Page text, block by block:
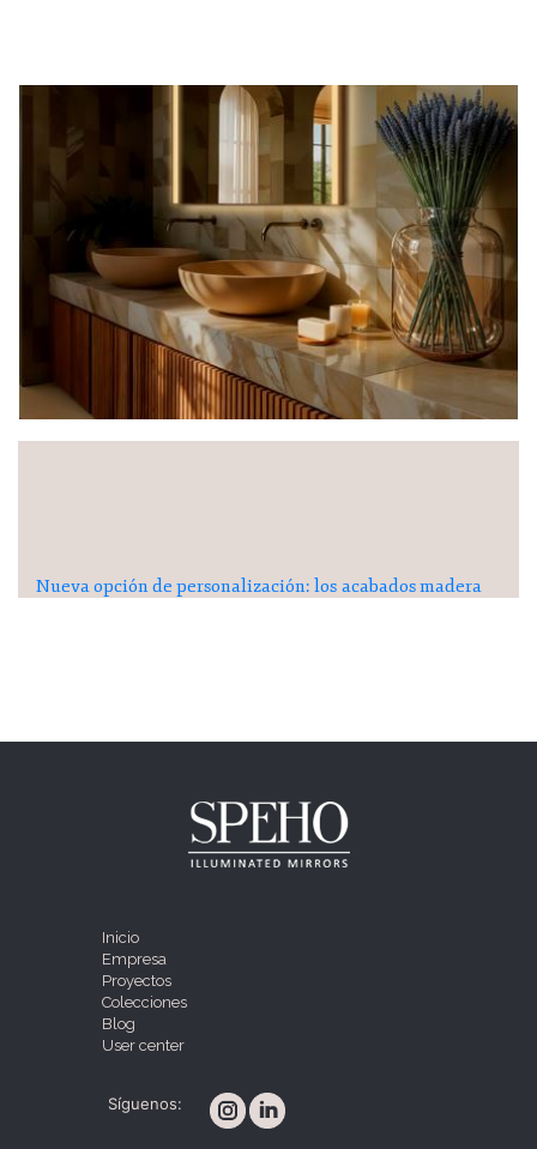
Nueva opción de personalización: los acabados madera
Inicio
Empresa
Proyectos
Colecciones
Blog
User center
Síguenos: